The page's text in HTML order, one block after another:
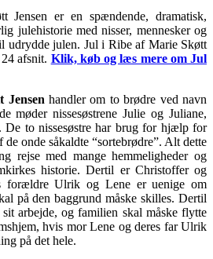
er en spændende, dramatisk,
julehistorie med nisser, mennesker og
udrydde julen. Jul i Ribe af Marie Skøtt
afsnit. Klik, køb og læs mere om Jul
Jensen handler om to brødre ved navn
møder nissesøstrene Julie og Juliane,
De to nissesøstre har brug for hjælp for
onde såkaldte “sortebrødre”. Alt dette
rejse med mange hemmeligheder og
historie. Dertil er Christoffer og
forældre Ulrik og Lene er uenige om
på den baggrund måske skilles. Dertil
arbejde, og familien skal måske flytte
hvis mor Lene og deres far Ulrik
på det hele.